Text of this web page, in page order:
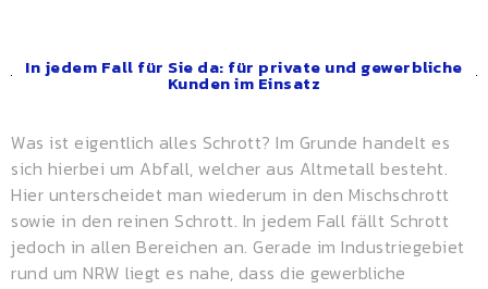
In jedem Fall für Sie da: für private und gewerbliche
Kunden im Einsatz
Was ist eigentlich alles Schrott? Im Grunde handelt es
sich hierbei um Abfall, welcher aus Altmetall besteht.
Hier unterscheidet man wiederum in den Mischschrott
sowie in den reinen Schrott. In jedem Fall fällt Schrott
jedoch in allen Bereichen an. Gerade im Industriegebiet
rund um NRW liegt es nahe, dass die gewerbliche